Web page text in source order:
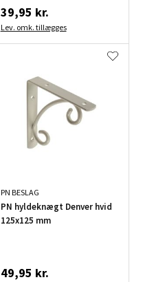
39,95 kr.
Lev. omk. tillægges
PN BESLAG
PN hyldeknægt Denver hvid
125x125 mm
49,95 kr.